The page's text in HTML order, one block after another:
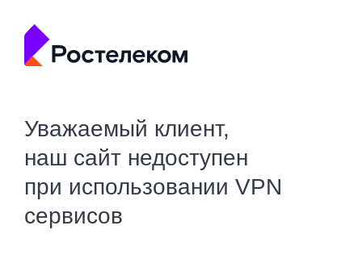
Уважаемый клиент,
наш сайт недоступен
при использовании VPN
сервисов